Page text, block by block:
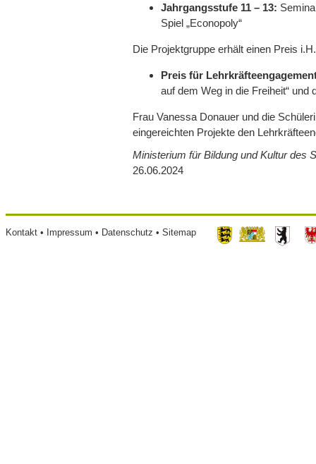
Jahrgangsstufe 11 – 13:
Spiel „Econopoly“
Die Projektgruppe erhält einen Preis
Preis für
auf dem Weg in die Freiheit“
Frau Vanessa Donauer und die
eingereichten Projekte den
Ministerium für Bildung und Kultur des
26.06.2024
Footer
Kontakt Impressum Datenschutz Sitemap